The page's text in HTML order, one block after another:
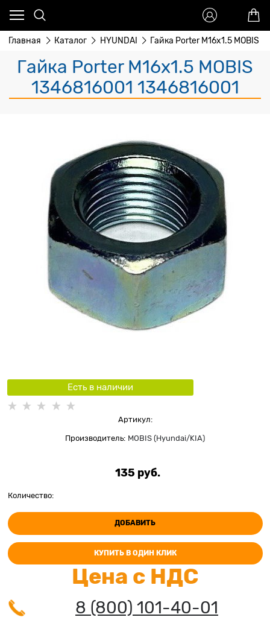
Главная Каталог HYUNDAI Гайка Porter M16x1.5 MOBIS
Гайка Porter M16x1.5 MOBIS
1346816001 1346816001
Есть в наличии
Артикул:
Производитель: MOBIS (Hyundai/KIA)
135 руб.
Количество:
ДОБАВИТЬ
КУПИТЬ В ОДИН КЛИК
Цена с НДС
8 (800) 101-40-01